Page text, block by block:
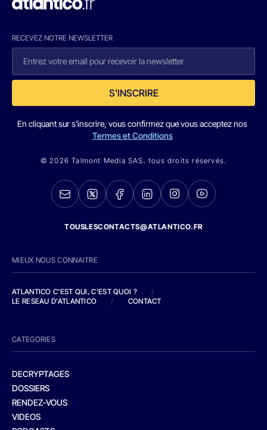
RECEVEZ NOTRE NEWSLETTER
S'INSCRIRE
En cliquant sur s'inscrire, vous confirmez que vous acceptez nos
Termes et Conditions
© 2026 Talmont Media SAS. tous droits réservés.
TOUSLESCONTACTS@ATLANTICO.FR
MIEUX NOUS CONNAITRE
ATLANTICO C'EST QUI, C'EST QUOI ?
/
LE RESEAU D'ATLANTICO
/ CONTACT
CATEGORIES
DECRYPTAGES
DOSSIERS
RENDEZ-VOUS
VIDEOS